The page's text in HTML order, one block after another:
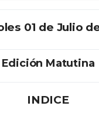
01 de Julio
Edición Matutina
INDICE